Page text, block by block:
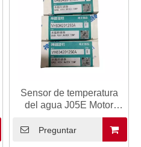
Sensor de temperatura
del agua J05E Motor
diesel VH834201250A
Conector automotriz para
SK200-8 SK210-8
Preguntar